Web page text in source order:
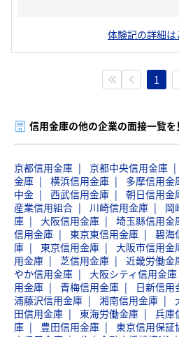
体験記の詳細は
1
信用金庫の他の企業の面接一覧を
京都信用金庫 京都中央信用金庫
金庫
横浜信用金庫 多摩信用金
中金
西武信用金庫 朝日信用金
産業信用組合
川崎信用金庫 岡
庫
大阪信用金庫 埼玉縣信用金
信用金庫
東京東信用金庫 碧海
庫
東京信用金庫 大阪市信用金
用金庫
芝信用金庫 近畿労働金
やか信用金庫
大阪シティ信用金庫
用金庫
青梅信用金庫 日新信用
浦藤沢信用金庫
湘南信用金庫
田信用金庫
東海労働金庫 兵庫
庫
豊田信用金庫 東京信用保証